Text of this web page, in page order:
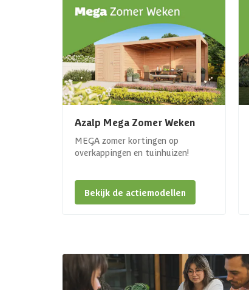
Azalp Mega Zomer Weken
MEGA zomer kortingen op
overkappingen en tuinhuizen!
Bekijk de actiemodellen